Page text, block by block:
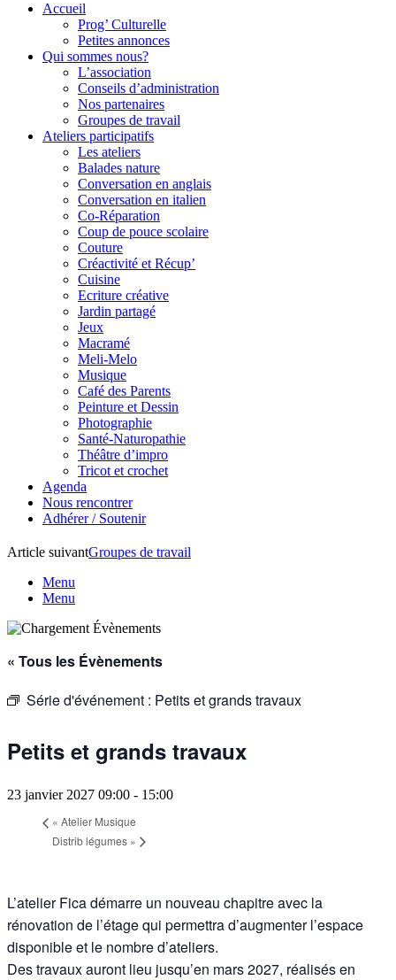
L'atelier FICA
Actions conviviales écologiques et solidaires sur le territoire de
Meximieux
Accueil
Prog’ Culturelle
Petites annonces
Qui sommes nous?
L’association
Conseils d’administration
Nos partenaires
Groupes de travail
Ateliers participatifs
Les ateliers
Balades nature
Conversation en anglais
Conversation en italien
Co-Réparation
Coup de pouce scolaire
Couture
Créactivité et Récup’
Cuisine
Ecriture créative
Jardin partagé
Jeux
Macramé
Meli-Melo
Musique
Café des Parents
Peinture et Dessin
Photographie
Santé-Naturopathie
Théâtre d’impro
Tricot et crochet
Agenda
Nous rencontrer
Adhérer / Soutenir
Article suivantGroupes de travail
Menu
Menu
« Tous les Évènements
Série d'événement : Petits et grands travaux
Petits et grands travaux
23 janvier 2027 09:00 - 15:00
« Atelier Musique
Distrib légumes »
L’atelier Fica démarre un nouveau chapitre avec la
rénovation de l’étage qui permettra d’augmenter l’espace
disponible et le nombre d’ateliers.
Des travaux auront lieu jusqu’en mars 2027, réalisés en